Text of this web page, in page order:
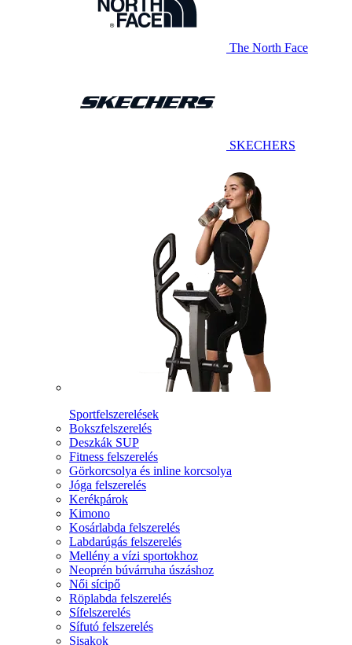
The North Face
SKECHERS
Sportfelszerelések
Bokszfelszerelés
Deszkák SUP
Fitness felszerelés
Görkorcsolya és inline korcsolya
Jóga felszerelés
Kerékpárok
Kimono
Kosárlabda felszerelés
Labdarúgás felszerelés
Mellény a vízi sportokhoz
Neoprén búvárruha úszáshoz
Női sícipő
Röplabda felszerelés
Sífelszerelés
Sífutó felszerelés
Sisakok